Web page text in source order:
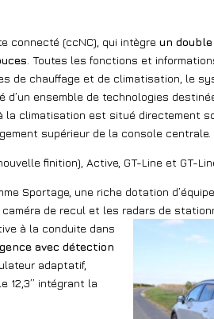
connecté (ccNC), qui intègre un
. Toutes les fonctions et
de chauffage et de climatisation, le
ensemble de technologies
climatisation est situé directement
supérieur de la console centrale.
finition), Active, GT-Line et GT-
Sportage, une riche dotation
caméra de recul et les radars de
à la conduite dans
avec détection
adaptatif,
intégrant la